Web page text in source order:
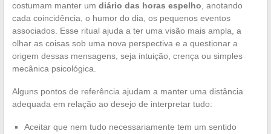
costumam manter um diário das horas espelho , anotando
cada coincidência, o humor do dia, os pequenos eventos
associados. Esse ritual ajuda a ter uma visão mais ampla, a
olhar as coisas sob uma nova perspectiva e a questionar a
origem dessas mensagens, seja intuição, crença ou simples
mecânica psicológica.
Alguns pontos de referência ajudam a manter uma distância
adequada em relação ao desejo de interpretar tudo:
Aceitar que nem tudo necessariamente tem um sentido